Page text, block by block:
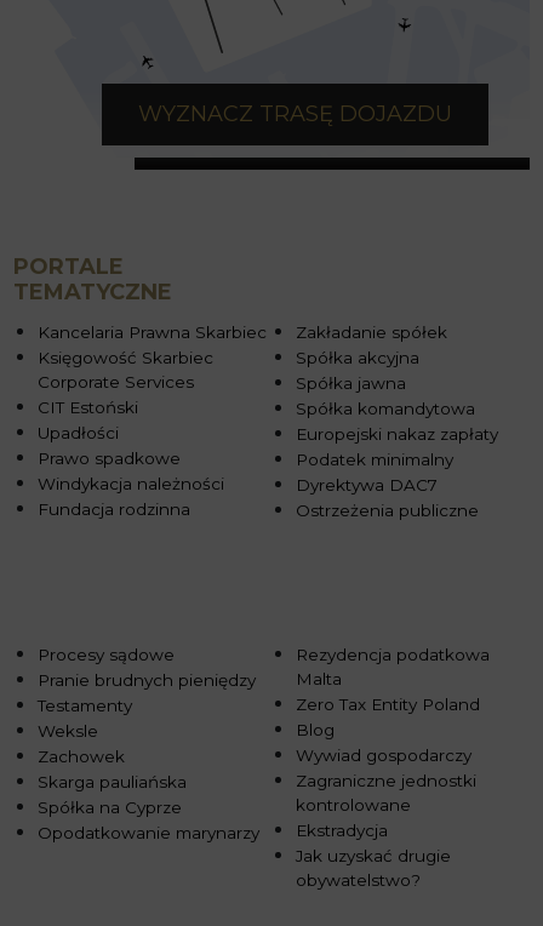
WYZNACZ TRASĘ DOJAZDU
PORTALE
TEMATYCZNE
Kancelaria Prawna Skarbiec
Księgowość Skarbiec
Corporate Services
CIT Estoński
Upadłości
Prawo spadkowe
Windykacja należności
Fundacja rodzinna
Zakładanie spółek
Spółka akcyjna
Spółka jawna
Spółka komandytowa
Europejski nakaz zapłaty
Podatek minimalny
Dyrektywa DAC7
Ostrzeżenia publiczne
Procesy sądowe
Pranie brudnych pieniędzy
Testamenty
Weksle
Zachowek
Skarga pauliańska
Spółka na Cyprze
Opodatkowanie marynarzy
Rezydencja podatkowa
Malta
Zero Tax Entity Poland
Blog
Wywiad gospodarczy
Zagraniczne jednostki
kontrolowane
Ekstradycja
Jak uzyskać drugie
obywatelstwo?